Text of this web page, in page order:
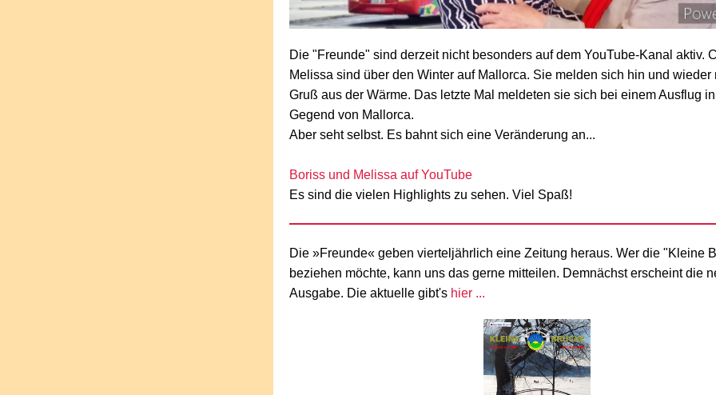
Die "Freunde" sind derzeit nicht besonders auf dem YouTube-Kanal aktiv.
Melissa sind über den Winter auf Mallorca. Sie melden sich hin und wieder
Gruß aus der Wärme. Das letzte Mal meldeten sie sich bei einem Ausflug
Gegend von Mallorca.
Aber seht selbst. Es bahnt sich eine Veränderung an...
Boriss und Melissa auf YouTube
Es sind die vielen Highlights zu sehen. Viel Spaß!
Die »Freunde« geben vierteljährlich eine Zeitung heraus. Wer die "Kleine
beziehen möchte, kann uns das gerne mitteilen. Demnächst erscheint die
Ausgabe. Die aktuelle gibt's hier ...